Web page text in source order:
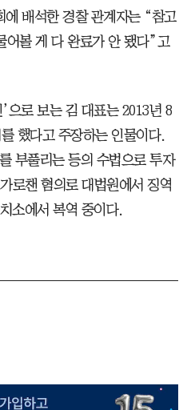
배석한 경찰 관계자는 “참고
어볼 게 다 완료가 안 됐다”고
으로 보는 김 대표는 2013년 8
했다고 주장하는 인물이다.
부풀리는 등의 수법으로 투자
로챈 혐의로 대법원에서 징역
소에서 복역 중이다.